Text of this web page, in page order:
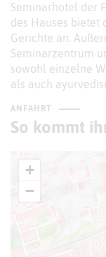
Seminarhotel der
des Hauses bietet
Gerichte an.
Seminarzentrum
sowohl einzelne
als auch
ANFAHRT
So kommt
+
−